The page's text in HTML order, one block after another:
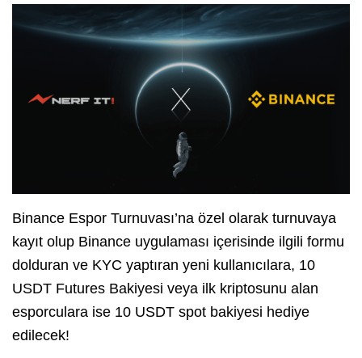
Binance Espor Turnuvası’na özel olarak turnuvaya
kayıt olup Binance uygulaması içerisinde ilgili formu
dolduran ve KYC yaptıran yeni kullanıcılara, 10
USDT Futures Bakiyesi veya ilk kriptosunu alan
esporculara ise 10 USDT spot bakiyesi hediye
edilecek!